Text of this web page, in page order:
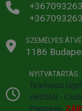
SZEMÉLYES
1186
NYITVATARTÁS:
Telefonos
Hétfőtől -
Pénteken: